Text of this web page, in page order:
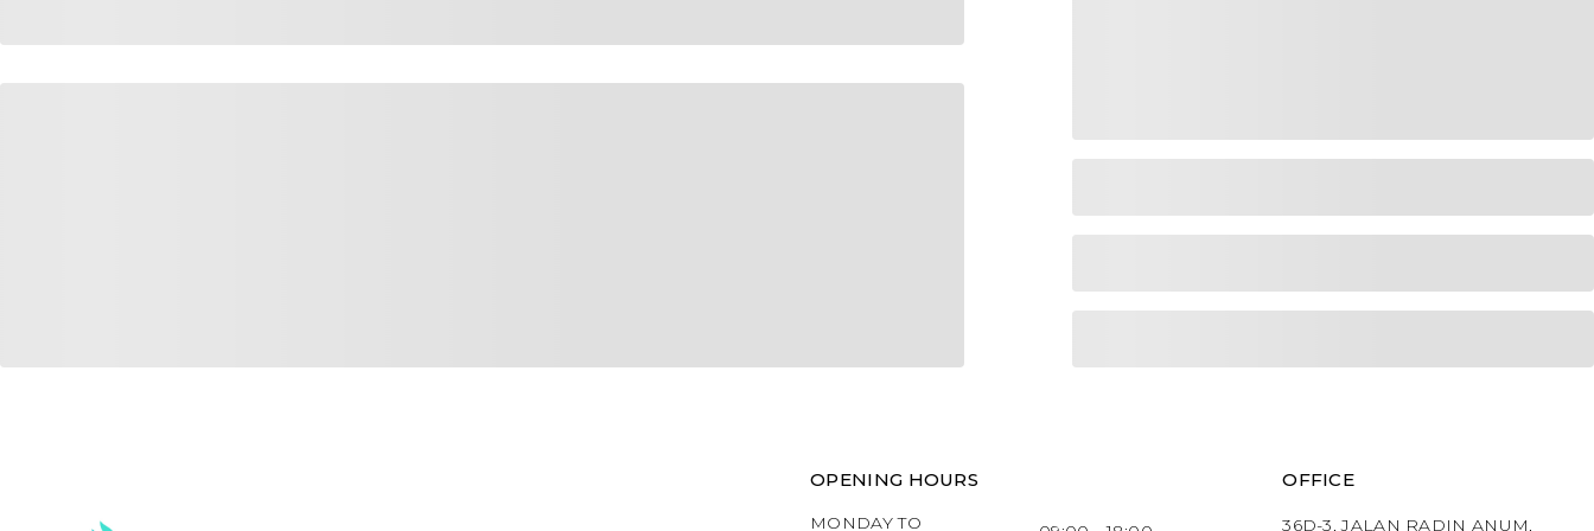
OPENING HOURS
MONDAY TO
OFFICE
36D-3, JALAN RADIN ANUM,